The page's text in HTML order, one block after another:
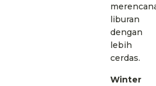
liburan
dengan
lebih
cerdas.
Winter